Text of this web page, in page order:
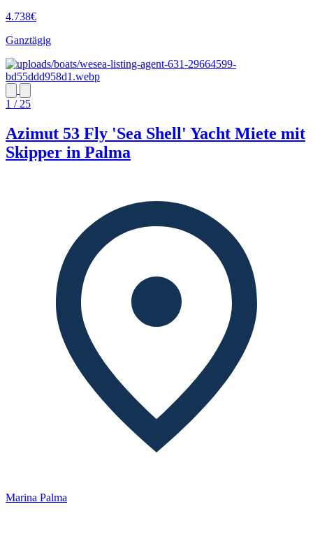
4.738€
Ganztägig
1 / 25
Azimut 53 Fly 'Sea Shell' Yacht Miete mit
Skipper in Palma
Marina Palma